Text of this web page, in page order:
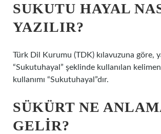
SUKUTU HAYAL
YAZILIR?
Türk Dil Kurumu (TDK) kılavuzuna göre,
“Sukutuhayal” şeklinde kullanılan
kullanımı “Sukutuhayal”dır.
SÜKÜRT NE
GELIR?